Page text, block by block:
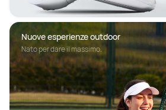
Nuove esperienze outdoor
Nato per dare il massimo.